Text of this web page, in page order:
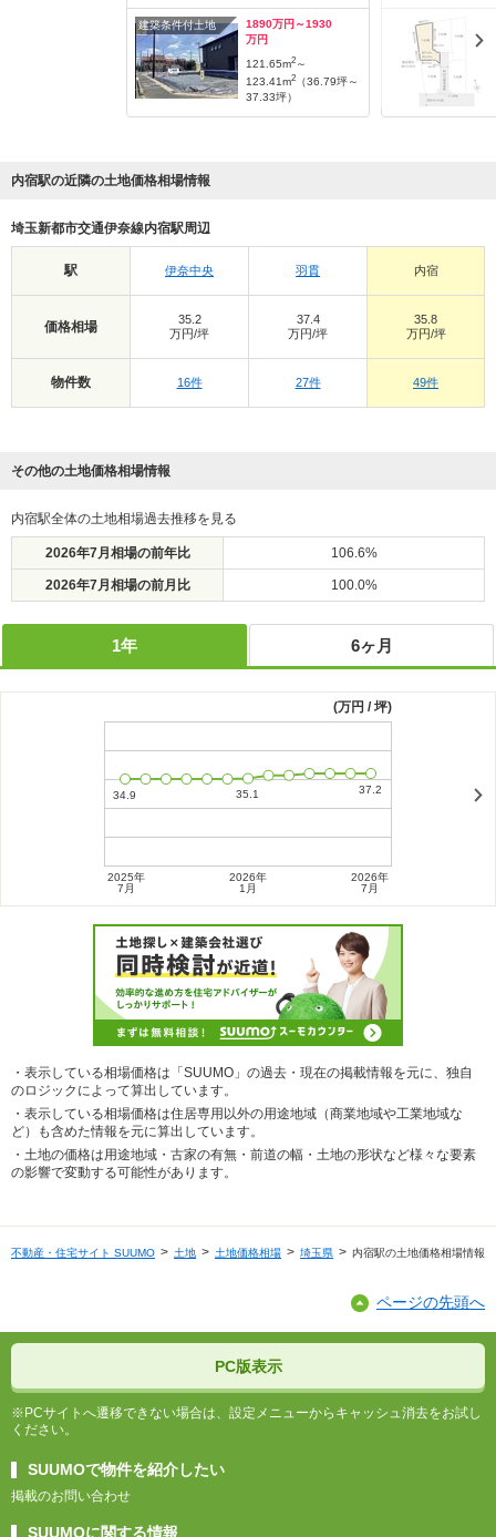
建築条件付土地
1890万円～1930
万円
121.65m2 ～
123.41m2 （36.79坪～
37.33坪）
内宿駅の近隣の土地価格相場情報
埼玉新都市交通伊奈線内宿駅周辺
駅 伊奈中央 羽貫 内宿
価格相場
35.2
万円/坪
37.4
万円/坪
35.8
万円/坪
物件数 16件 27件 49件
その他の土地価格相場情報
内宿駅全体の土地相場過去推移を見る
2026年7月相場の前年比 106.6%
2026年7月相場の前月比 100.0%
1年 6ヶ月
(万円 / 坪)
2025年
7月
2026年
1月
2026年
7月
・表示している相場価格は「SUUMO」の過去・現在の掲載情報を元に、独自
のロジックによって算出しています。
・表示している相場価格は住居専用以外の用途地域（商業地域や工業地域な
ど）も含めた情報を元に算出しています。
・土地の価格は用途地域・古家の有無・前道の幅・土地の形状など様々な要素
の影響で変動する可能性があります。
不動産・住宅サイト SUUMO 土地 土地価格相場 埼玉県 内宿駅の土地価格相場情報
ページの先頭へ
PC版表示
※PCサイトへ遷移できない場合は、設定メニューからキャッシュ消去をお試し
ください。
SUUMOで物件を紹介したい
掲載のお問い合わせ
SUUMOに関する情報